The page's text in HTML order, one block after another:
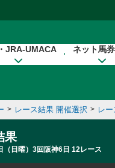
JRA-UMACA ネット馬
> レース結果 開催選択 > レ
果
（日曜）3回阪神6日 12レース